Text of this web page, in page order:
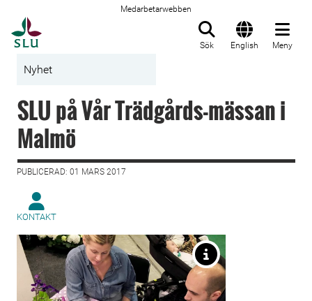
Medarbetarwebben
Sök English Meny
Nyhet
SLU på Vår Trädgårds-mässan i
Malmö
PUBLICERAD: 01 MARS 2017
KONTAKT